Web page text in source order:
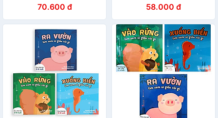
70.600 đ
tác - Dành cho trẻ từ 5 tuổi
58.000 đ